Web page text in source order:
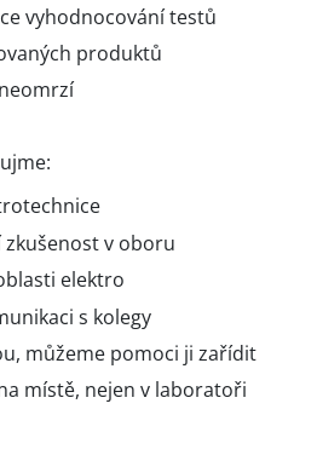
vyhodnocování testů
produktů
v oboru
elektro
s kolegy
můžeme pomoci ji zařídit
místě, nejen v laboratoři